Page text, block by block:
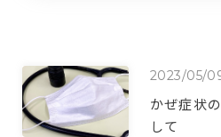
2023/05/
かぜ症状
して